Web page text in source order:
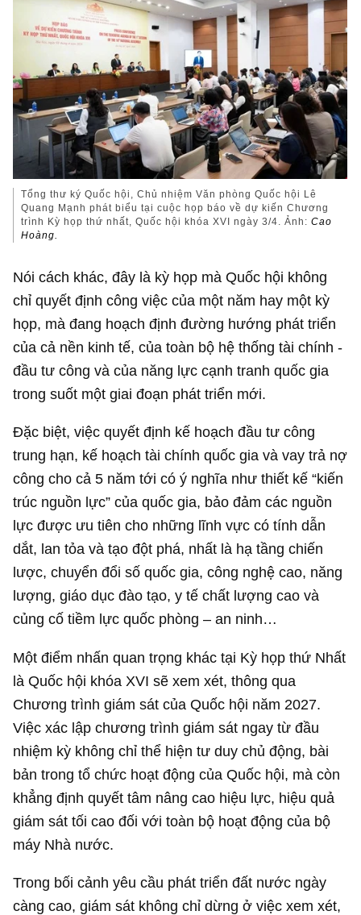
Tổng thư ký Quốc hội, Chủ nhiệm Văn phòng Quốc hội Lê
Quang Mạnh phát biểu tại cuộc họp báo về dự kiến Chương
trình Kỳ họp thứ nhất, Quốc hội khóa XVI ngày 3/4. Ảnh:Cao
Hoàng.
Nói cách khác, đây là kỳ họp mà Quốc hội không
chỉ quyết định công việc của một năm hay một kỳ
họp, mà đang hoạch định đường hướng phát triển
của cả nền kinh tế, của toàn bộ hệ thống tài chính -
đầu tư công và của năng lực cạnh tranh quốc gia
trong suốt một giai đoạn phát triển mới.
Đặc biệt, việc quyết định kế hoạch đầu tư công
trung hạn, kế hoạch tài chính quốc gia và vay trả nợ
công cho cả 5 năm tới có ý nghĩa như thiết kế “kiến
trúc nguồn lực” của quốc gia, bảo đảm các nguồn
lực được ưu tiên cho những lĩnh vực có tính dẫn
dắt, lan tỏa và tạo đột phá, nhất là hạ tầng chiến
lược, chuyển đổi số quốc gia, công nghệ cao, năng
lượng, giáo dục đào tạo, y tế chất lượng cao và
củng cố tiềm lực quốc phòng – an ninh…
Một điểm nhấn quan trọng khác tại Kỳ họp thứ Nhất
là Quốc hội khóa XVI sẽ xem xét, thông qua
Chương trình giám sát của Quốc hội năm 2027.
Việc xác lập chương trình giám sát ngay từ đầu
nhiệm kỳ không chỉ thể hiện tư duy chủ động, bài
bản trong tổ chức hoạt động của Quốc hội, mà còn
khẳng định quyết tâm nâng cao hiệu lực, hiệu quả
giám sát tối cao đối với toàn bộ hoạt động của bộ
máy Nhà nước.
Trong bối cảnh yêu cầu phát triển đất nước ngày
càng cao, giám sát không chỉ dừng ở việc xem xét,